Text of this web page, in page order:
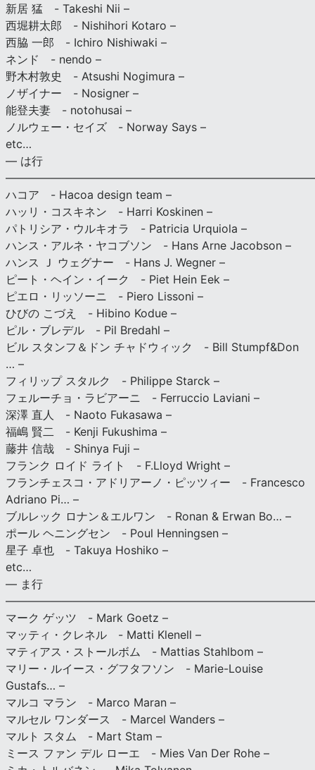
新居 猛 - Takeshi Nii –
西堀耕太郎 - Nishihori Kotaro –
西脇 一郎 - Ichiro Nishiwaki –
ネンド - nendo –
野木村敦史 - Atsushi Nogimura –
ノザイナー - Nosigner –
能登夫妻 - notohusai –
ノルウェー・セイズ - Norway Says –
etc…
— は行
ハコア - Hacoa design team –
ハッリ・コスキネン - Harri Koskinen –
パトリシア・ウルキオラ - Patricia Urquiola –
ハンス・アルネ・ヤコブソン - Hans Arne Jacobson –
ハンス Ｊ ウェグナー - Hans J. Wegner –
ピート・ヘイン・イーク - Piet Hein Eek –
ピエロ・リッソーニ - Piero Lissoni –
ひびの こづえ - Hibino Kodue –
ピル・ブレデル - Pil Bredahl –
ビル スタンフ＆ドン チャドウィック - Bill Stumpf&Don
… –
フィリップ スタルク - Philippe Starck –
フェルーチョ・ラビアーニ - Ferruccio Laviani –
深澤 直人 - Naoto Fukasawa –
福嶋 賢二 - Kenji Fukushima –
藤井 信哉 - Shinya Fuji –
フランク ロイド ライト - F.Lloyd Wright –
フランチェスコ・アドリアーノ・ピッツィー - Francesco
Adriano Pi… –
ブルレック ロナン＆エルワン - Ronan & Erwan Bo… –
ポール ヘニングセン - Poul Henningsen –
星子 卓也 - Takuya Hoshiko –
etc…
— ま行
マーク ゲッツ - Mark Goetz –
マッティ・クレネル - Matti Klenell –
マティアス・ストールボム - Mattias Stahlbom –
マリー・ルイース・グフタフソン - Marie-Louise
Gustafs… –
マルコ マラン - Marco Maran –
マルセル ワンダース - Marcel Wanders –
マルト スタム - Mart Stam –
ミース ファン デル ローエ - Mies Van Der Rohe –